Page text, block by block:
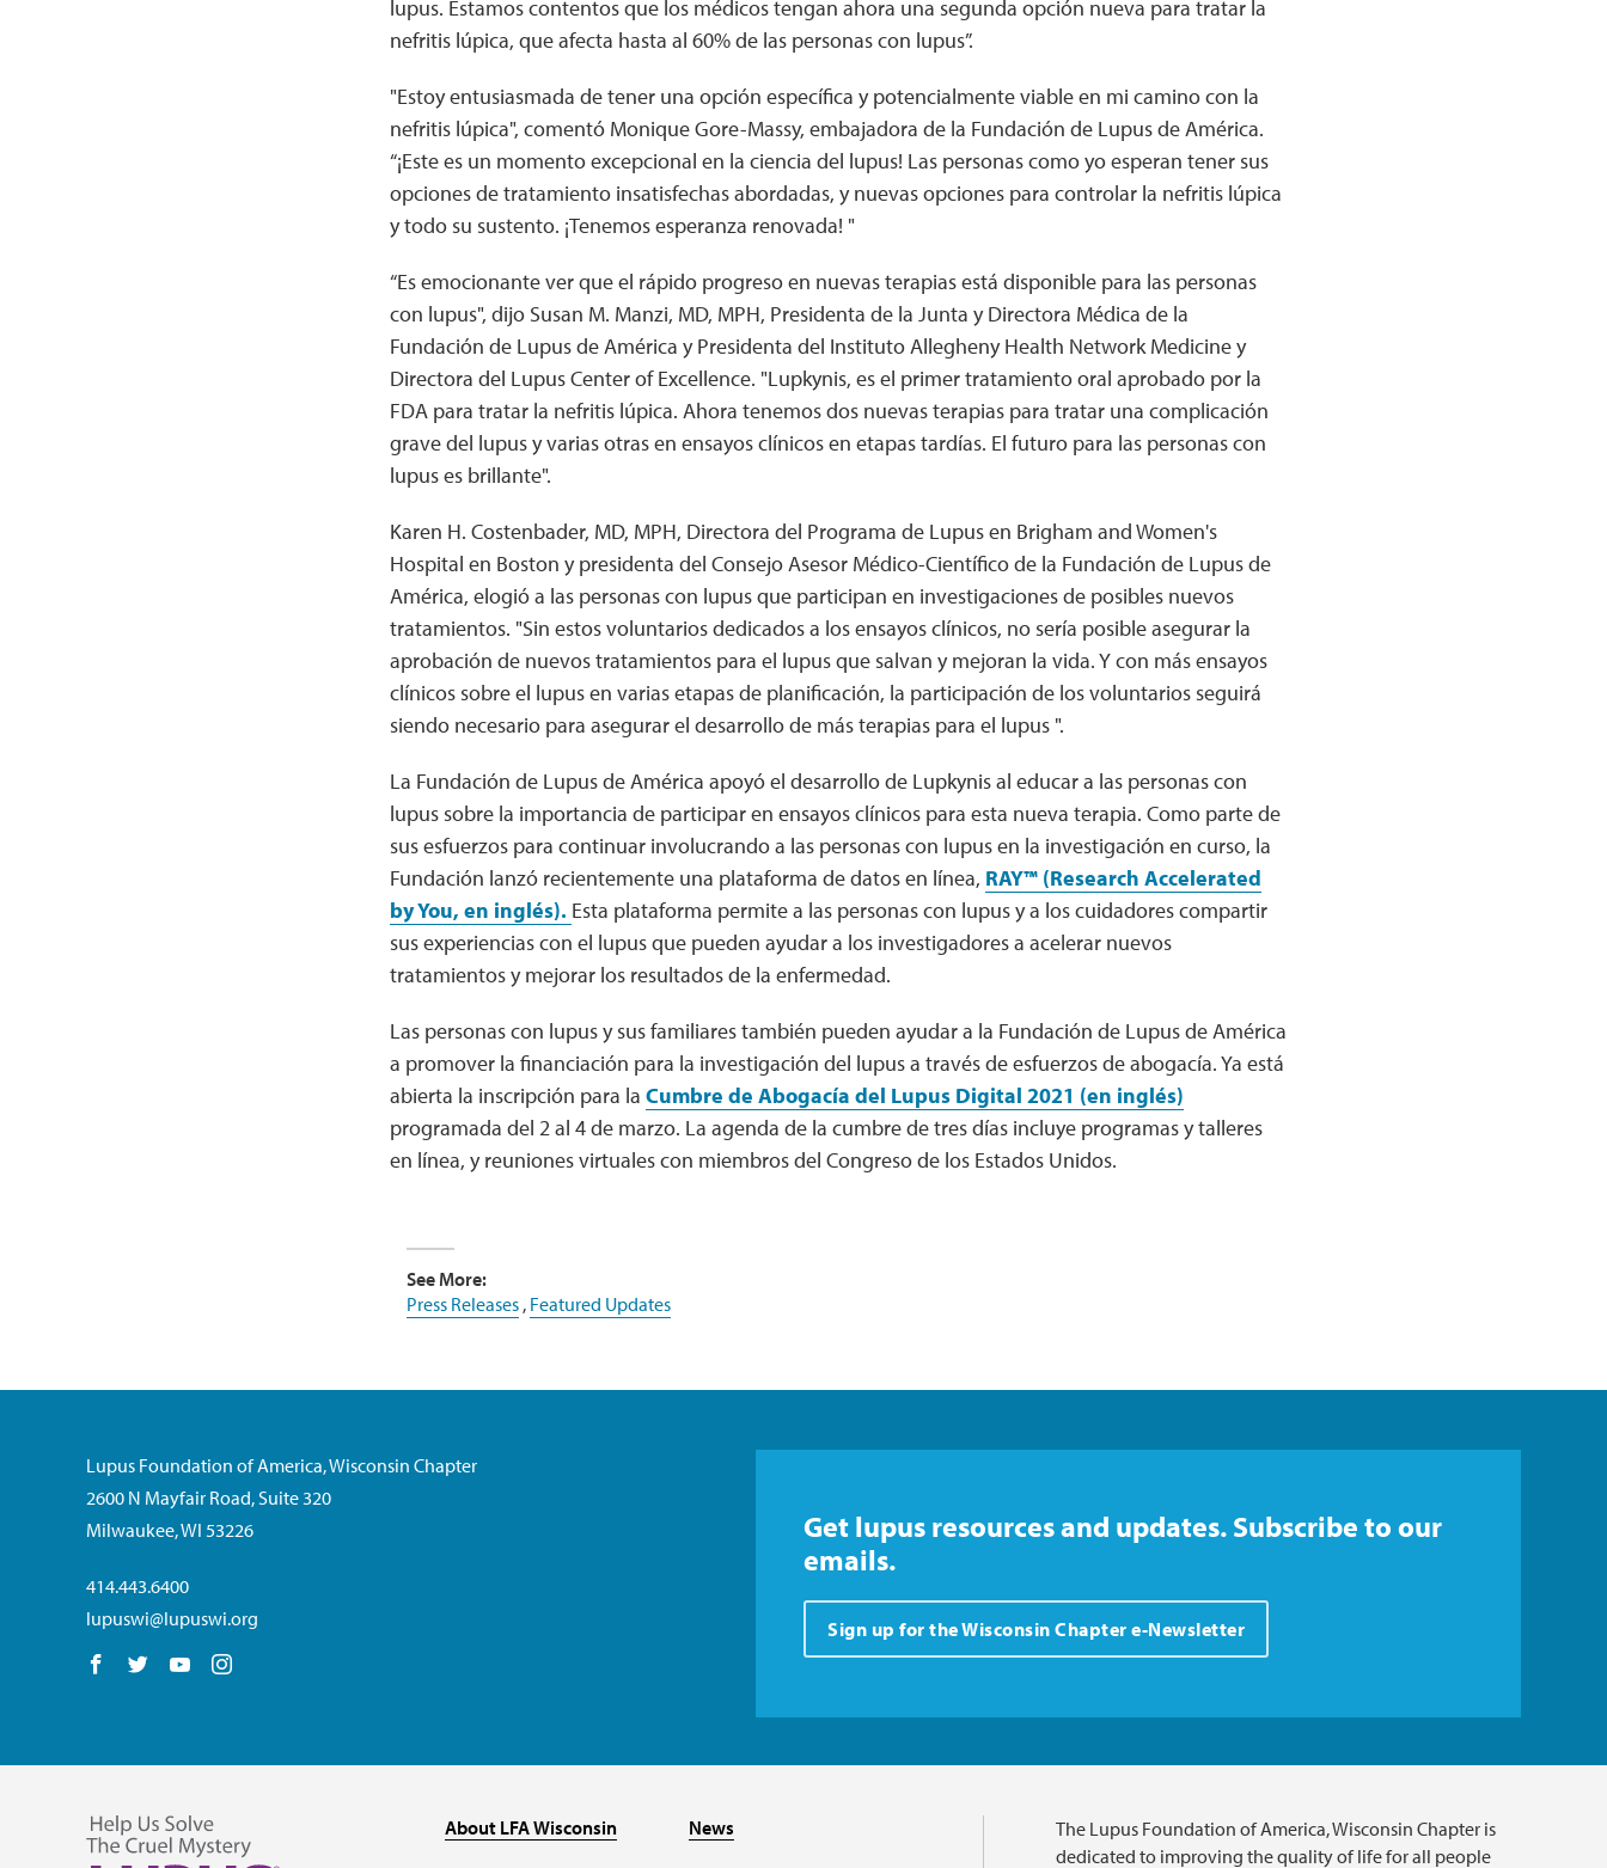
lupus. Estamos contentos que los médicos tengan ahora una segunda opción nueva para tratar la
nefritis lúpica, que afecta hasta al 60% de las personas con lupus”.
"Estoy entusiasmada de tener una opción específica y potencialmente viable en mi camino con la
nefritis lúpica", comentó Monique Gore-Massy, embajadora de la Fundación de Lupus de América.
“¡Este es un momento excepcional en la ciencia del lupus! Las personas como yo esperan tener sus
opciones de tratamiento insatisfechas abordadas, y nuevas opciones para controlar la nefritis lúpica
y todo su sustento. ¡Tenemos esperanza renovada! "
“Es emocionante ver que el rápido progreso en nuevas terapias está disponible para las personas
con lupus", dijo Susan M. Manzi, MD, MPH, Presidenta de la Junta y Directora Médica de la
Fundación de Lupus de América y Presidenta del Instituto Allegheny Health Network Medicine y
Directora del Lupus Center of Excellence. "Lupkynis, es el primer tratamiento oral aprobado por la
FDA para tratar la nefritis lúpica. Ahora tenemos dos nuevas terapias para tratar una complicación
grave del lupus y varias otras en ensayos clínicos en etapas tardías. El futuro para las personas con
lupus es brillante".
Karen H. Costenbader, MD, MPH, Directora del Programa de Lupus en Brigham and Women's
Hospital en Boston y presidenta del Consejo Asesor Médico-Científico de la Fundación de Lupus de
América, elogió a las personas con lupus que participan en investigaciones de posibles nuevos
tratamientos. "Sin estos voluntarios dedicados a los ensayos clínicos, no sería posible asegurar la
aprobación de nuevos tratamientos para el lupus que salvan y mejoran la vida. Y con más ensayos
clínicos sobre el lupus en varias etapas de planificación, la participación de los voluntarios seguirá
siendo necesario para asegurar el desarrollo de más terapias para el lupus ".
La Fundación de Lupus de América apoyó el desarrollo de Lupkynis al educar a las personas con
lupus sobre la importancia de participar en ensayos clínicos para esta nueva terapia. Como parte de
sus esfuerzos para continuar involucrando a las personas con lupus en la investigación en curso, la
Fundación lanzó recientemente una plataforma de datos en línea, RAY™ (Research Accelerated
by You, en inglés). Esta plataforma permite a las personas con lupus y a los cuidadores compartir
sus experiencias con el lupus que pueden ayudar a los investigadores a acelerar nuevos
tratamientos y mejorar los resultados de la enfermedad.
Las personas con lupus y sus familiares también pueden ayudar a la Fundación de Lupus de América
a promover la financiación para la investigación del lupus a través de esfuerzos de abogacía. Ya está
abierta la inscripción para la Cumbre de Abogacía del Lupus Digital 2021 (en inglés)
programada del 2 al 4 de marzo. La agenda de la cumbre de tres días incluye programas y talleres
en línea, y reuniones virtuales con miembros del Congreso de los Estados Unidos.
See More:
Press Releases, Featured Updates
Lupus Foundation of America, Wisconsin Chapter
2600 N Mayfair Road, Suite 320
Milwaukee, WI 53226
414.443.6400
lupuswi@lupuswi.org
Follow us on Facebook
Follow us on Twitter
Follow us on YouTube
Get lupus resources and updates. Subscribe to our
emails.
Sign up for the Wisconsin Chapter e-Newsletter
About LFA Wisconsin
News
The Lupus Foundation of America, Wisconsin Chapter is
dedicated to improving the quality of life for all people